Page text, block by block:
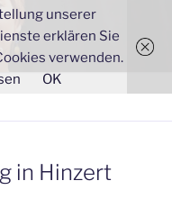
in Hinzert
unserer
erklären Sie
verwenden.
OK